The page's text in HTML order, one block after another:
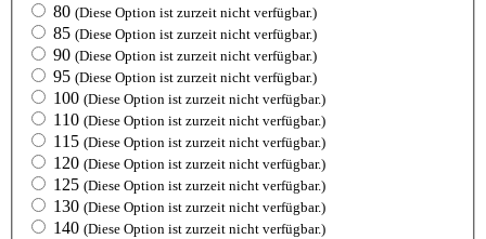
80 (Diese Option ist zurzeit nicht verfügbar.)
85 (Diese Option ist zurzeit nicht verfügbar.)
90 (Diese Option ist zurzeit nicht verfügbar.)
95 (Diese Option ist zurzeit nicht verfügbar.)
100 (Diese Option ist zurzeit nicht verfügbar.)
110 (Diese Option ist zurzeit nicht verfügbar.)
115 (Diese Option ist zurzeit nicht verfügbar.)
120 (Diese Option ist zurzeit nicht verfügbar.)
125 (Diese Option ist zurzeit nicht verfügbar.)
130 (Diese Option ist zurzeit nicht verfügbar.)
140 (Diese Option ist zurzeit nicht verfügbar.)